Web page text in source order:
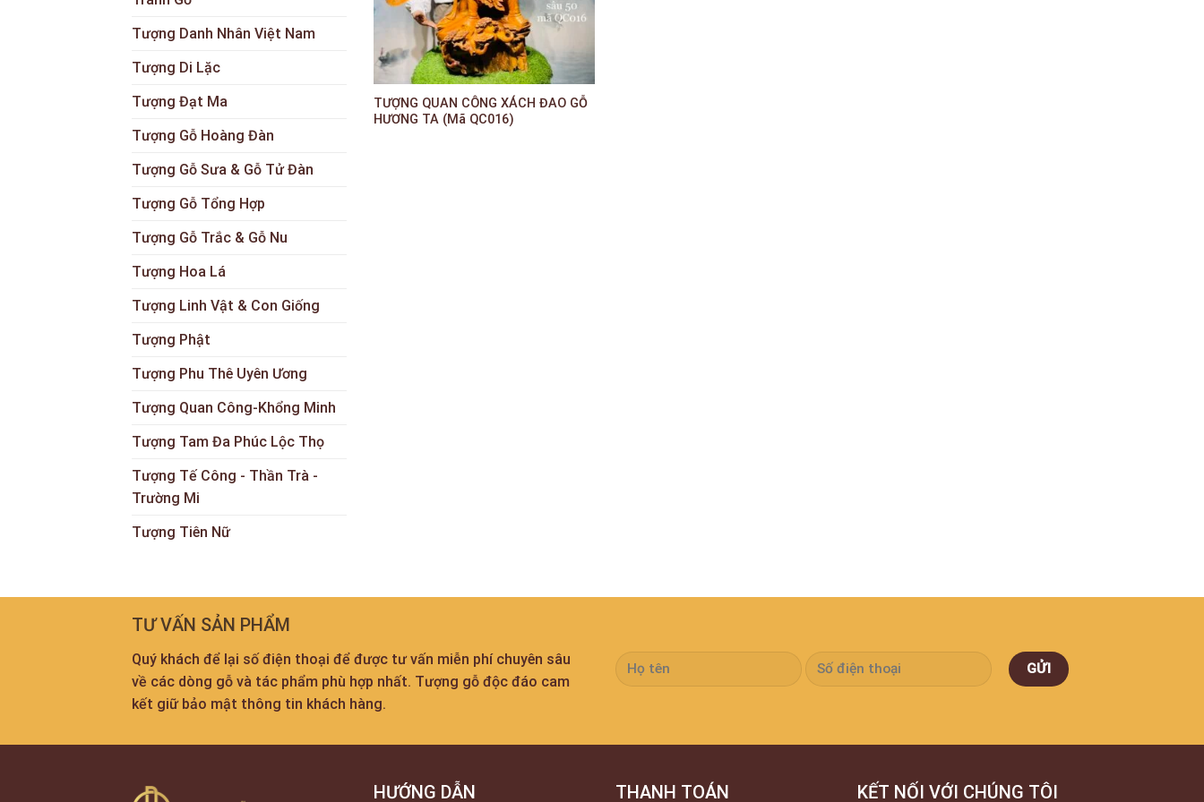
Tượng Danh Nhân Việt Nam
Tượng Di Lặc
Tượng Đạt Ma
Tượng Gỗ Hoàng Đàn
Tượng Gỗ Sưa & Gỗ Tử Đàn
Tượng Gỗ Tổng Hợp
Tượng Gỗ Trắc & Gỗ Nu
Tượng Hoa Lá
Tượng Linh Vật & Con Giống
Tượng Phật
Tượng Phu Thê Uyên Ương
Tượng Quan Công-Khổng Minh
Tượng Tam Đa Phúc Lộc Thọ
Tượng Tế Công - Thần Trà -
Trường Mi
Tượng Tiên Nữ
+
TƯỢNG QUAN CÔNG XÁCH ĐAO GỖ
HƯƠNG TA (Mã QC016)
TƯ VẤN SẢN PHẨM
Quý khách để lại số điện thoại để được tư vấn miễn phí chuyên sâu
về các dòng gỗ và tác phẩm phù hợp nhất. Tượng gỗ độc đáo cam
kết giữ bảo mật thông tin khách hàng.
HƯỚNG DẪN THANH TOÁN KẾT NỐI VỚI CHÚNG TÔI